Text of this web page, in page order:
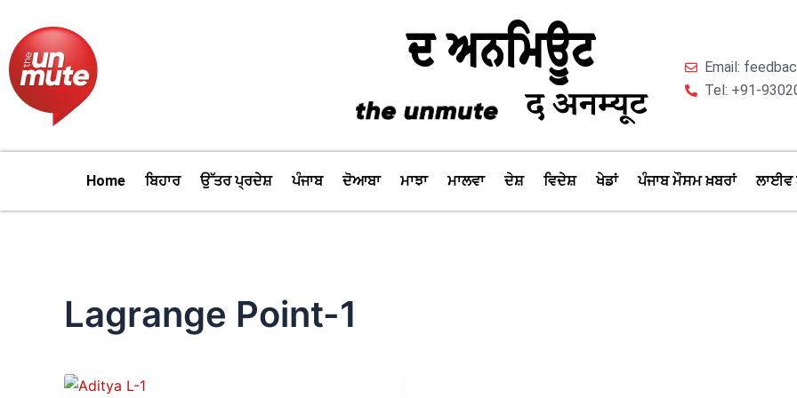
content
Email:
Tel: +91-
Home ਬਿਹਾਰ ਉੱਤਰ ਪ੍ਰਦੇਸ਼ ਪੰਜਾਬ ਦੋਆਬਾ ਮਾਝਾ ਮਾਲਵਾ ਦੇਸ਼ ਵਿਦੇਸ਼ ਖੇਡਾਂ ਪੰਜਾਬ ਮੌਸਮ ਖ਼ਬਰਾਂ ਲਾਈਵ
Lagrange Point-1